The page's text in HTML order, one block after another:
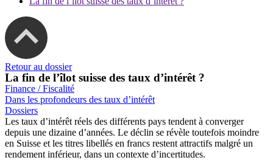
Retour au dossier
La fin de l’îlot suisse des taux d’intérêt ?
Finance / Fiscalité
Dans les profondeurs des taux d’intérêt
Dossiers
Les taux d’intérêt réels des différents pays tendent à converger
depuis une dizaine d’années. Le déclin se révèle toutefois moindre
en Suisse et les titres libellés en francs restent attractifs malgré un
rendement inférieur, dans un contexte d’incertitudes.